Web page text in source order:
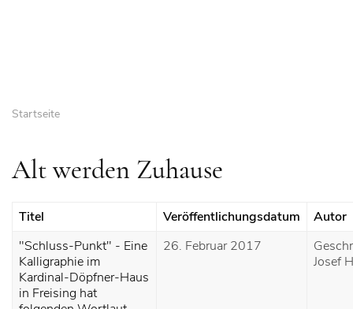
Startseite
Alt werden Zuhause
Titel Veröffentlichungsdatum
Autor
"Schluss-Punkt" - Eine
Kalligraphie im
Kardinal-Döpfner-Haus
in Freising hat
26. Februar 2017
Josef